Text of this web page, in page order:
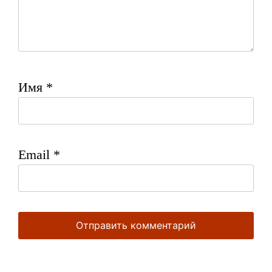
Имя *
Email *